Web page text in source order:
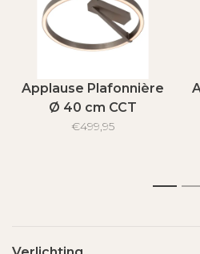
Applause Plafonnière
Ø 40 cm CCT
2200K/4000K
€499,95
1